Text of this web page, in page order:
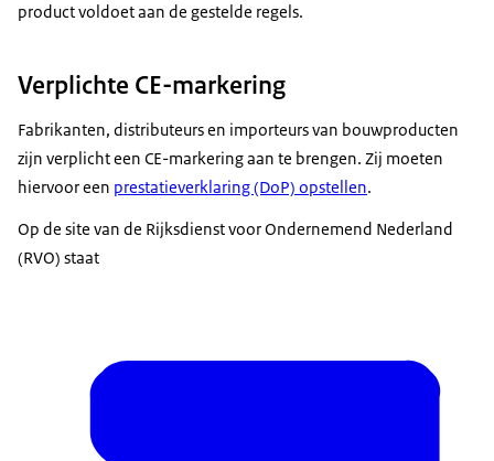
product voldoet aan de gestelde regels.
Verplichte CE-markering
Fabrikanten, distributeurs en importeurs van bouwproducten
zijn verplicht een CE-markering aan te brengen. Zij moeten
hiervoor een prestatieverklaring (DoP) opstellen.
Op de site van de Rijksdienst voor Ondernemend Nederland
(RVO) staat